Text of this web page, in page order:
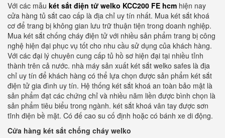
Với các mẫu két sắt điện tử welko KCC200 FE hcm hiện nay
cửa hàng tủ sắt cao cấp là địa chỉ uy tín nhất. Mua két sắt khoá
cơ để trang bị không gian lưu trữ thuận tiện trong doanh nghiệp.
Mua két sắt chống cháy điện tử với nhiều sản phẩm trang bị công
nghệ hiện đại phục vụ tốt cho nhu cầu sử dụng của khách hàng.
Với các đại lý chuyên cung cấp tủ hồ sơ hiện đại tại nhiều tỉnh
thành trên cả nước. nhà máy sản xuất két sắt welko safes là địa
chỉ uy tín để khách hàng có thể lựa chọn được sản phẩm két sắt
điện tử gia đình uy tín. Hệ thống két sắt khoá an toàn bảo mật là
sản phẩm đạt các chứng chỉ và nhiều năm liền được bình chọn là
sản phẩm tiêu biểu trong ngành. két sắt khoá vân tay được sơn
tĩnh điện bề mặt. Có đế cao su cố định hoặc có bánh xe di động.
Cửa hàng két sắt chống cháy welko